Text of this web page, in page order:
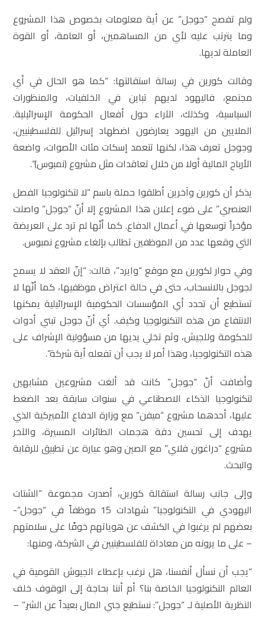
ولم تفصح “جوجل” عن أية معلومات بخصوص هذا المشروع
وما يترتب عليه لأي من المساهمين، أو العامة، أو القوة
العاملة لديها.
وقالت كورين في رسالة استقالتها: “كما هو الحال في أي
مجتمع، فاليهود لديهم تباين في الخلفيات، والمنظورات
السياسية، وكذلك، الآراء حول أفعال الحكومة الإسرائيلية.
الملايين من اليهود يعارضون اضطهاد إسرائيل للفلسطينيين،
وجوجل تعرف هذا، لكنها تتعمد إسكات مئات الأصوات، واضعة
الأرباح المالية أولا من خلال تعاقدات مثل مشروع (نمبوس)”.
يذكر أن كورين وآخرين أطلقوا حملة باسم “لا لتكنولوجيا الفصل
العنصري” على ضوء إعلان هذا المشروع إلا أنّ “جوجل” واصلت
مؤخراً توسعها في أعمال الدفاع. كما أنّها لم ترد على العريضة
التي وقعها عدد من الموظفين تطالب بإلغاء مشروع نمبوس.
وفي حوار لكورين مع موقع “وايرد”، قالت: “إنّ العقد لا يسمح
لجوجل بالانسحاب، حتى في حالة اعتراض موظفيها، كما أنّها لا
تستطيع أن تحدد أي المؤسسات الحكومية الإسرائيلية يمكنها
الانتفاع من هذه التكنولوجيا وكيف. أي أنّ جوجل تبني أدوات
للحكومة وللجيش، وثم تخلي يديها من مسؤولية الإشراف على
هذه التكنولوجيا، وهذا أمر لا يجب أن تفعله أية شركة”.
وأضافت أنّ “جوجل” كانت قد ألغت مشروعين مشابهين
لتكنولوجيا الذكاء الاصطناعي في سنوات سابقة بعد الضغط
عليها، أحدهما مشروع “ميفن” مع وزارة الدفاع الأميركية الذي
يهدف إلى تحسين دقة هجمات الطائرات المسيرة، والآخر
مشروع “دراغون فلاي” مع الصين وهو عبارة عن تطبيق للرقابة
والبحث.
وإلى جانب رسالة استقالة كورين، أصدرت مجموعة “الشتات
اليهودي في التكنولوجيا” شهادات 15 موظفاً في “جوجل”-
بعضهم لم يرغبوا في الكشف عن هوياتهم خوفًا على سلامتهم
– على ما يرونه من معاداة للفلسطينيين في الشركة، ومنها:
“يجب أن نسأل أنفسنا، هل نرغب بإعطاء الجيوش القومية في
العالم التكنولوجيا الخاصة بنا؟ أم أننا بحاجة إلى الوقوف خلف
النظرية الأصلية لـ “جوجل”: نستطيع جني المال بعيداً عن الشر.” –